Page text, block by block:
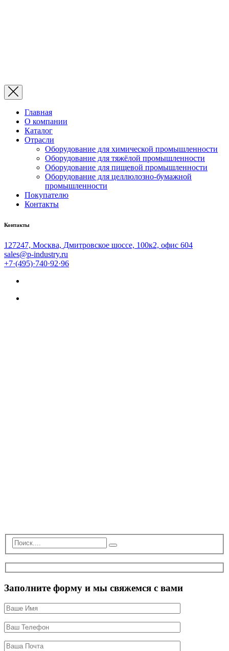
Главная
О компании
Каталог
Отрасли
Оборудование для химической промышленности
Оборудование для тяжёлой промышленности
Оборудование для пищевой промышленности
Оборудование для целлюлозно-бумажной
промышленности
Покупателю
Контакты
Контакты
127247, Москва, Дмитровское шоссе, 100к2, офис 604
sales@p-industry.ru
+7·(495)·740·92·96
Заполните форму и мы свяжемся с вами